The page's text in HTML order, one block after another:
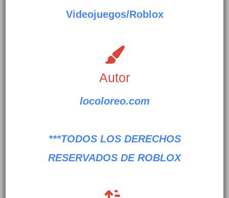
Videojuegos/Roblox
Autor
locoloreo.com
***TODOS LOS DERECHOS
RESERVADOS DE ROBLOX